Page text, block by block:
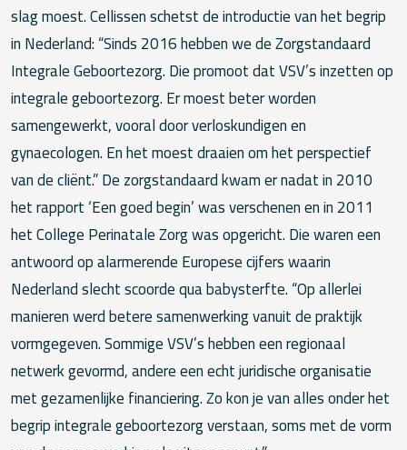
slag moest. Cellissen schetst de introductie van het begrip
in Nederland: “Sinds 2016 hebben we de Zorgstandaard
Integrale Geboortezorg. Die promoot dat VSV’s inzetten op
integrale geboortezorg. Er moest beter worden
samengewerkt, vooral door verloskundigen en
gynaecologen. En het moest draaien om het perspectief
van de cliënt.” De zorgstandaard kwam er nadat in 2010
het rapport ‘Een goed begin’ was verschenen en in 2011
het College Perinatale Zorg was opgericht. Die waren een
antwoord op alarmerende Europese cijfers waarin
Nederland slecht scoorde qua babysterfte. “Op allerlei
manieren werd betere samenwerking vanuit de praktijk
vormgegeven. Sommige VSV’s hebben een regionaal
netwerk gevormd, andere een echt juridische organisatie
met gezamenlijke financiering. Zo kon je van alles onder het
begrip integrale geboortezorg verstaan, soms met de vorm